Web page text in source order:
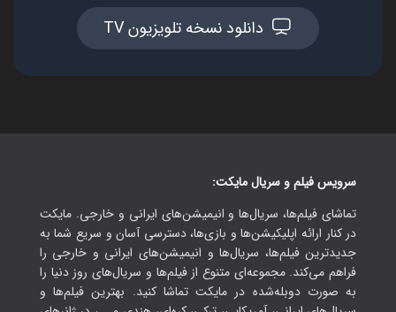
دانلود نسخه تلویزیون TV
سرویس فیلم و سریال مایکت:
تماشای فیلم‌ها، سریال‌ها و انیمیشن‌های ایرانی و خارجی. مایکت
در کنار ارائه اپلیکیشن‌ها و بازی‌ها، دسترسی آسان و سریع شما به
جدیدترین فیلم‌ها، سریال‌ها و انیمیشن‌های ایرانی و خارجی را
فراهم می‌کند. مجموعه‌ای متنوع از فیلم‌ها و سریال‌های روز دنیا را
به صورت دوبله‌شده در مایکت تماشا کنید. بهترین فیلم‌ها و